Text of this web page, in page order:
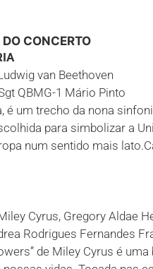
CONCERTO
van Beethoven
QBMG-1 Mário Pinto
é um trecho da nona
para simbolizar a
num sentido mais
Cyrus, Gregory Aldae
Rodrigues Fernandes
de Miley Cyrus é